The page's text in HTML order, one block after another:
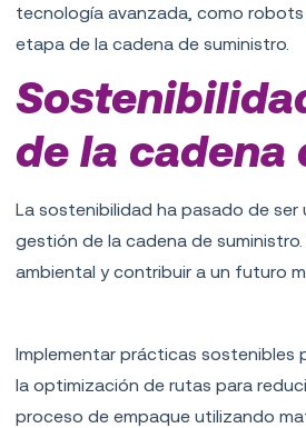
tecnología avanzada, como
etapa de la cadena de suministro.
de la cadena
La sostenibilidad ha pasado de
gestión de la cadena de
ambiental y contribuir a un futuro
Implementar prácticas sostenibles
la optimización de rutas para
proceso de empaque utilizando